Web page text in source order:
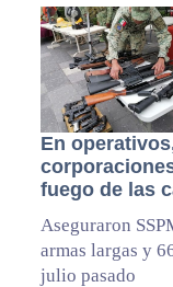
En
fuego de las
Aseguraron
armas largas y
julio pasado